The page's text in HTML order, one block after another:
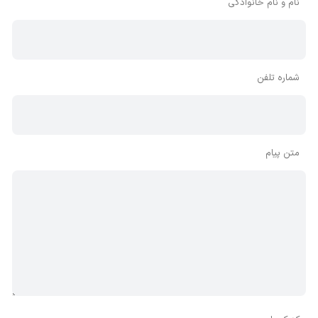
نام و نام خانوادگی
شماره تلفن
متن پیام